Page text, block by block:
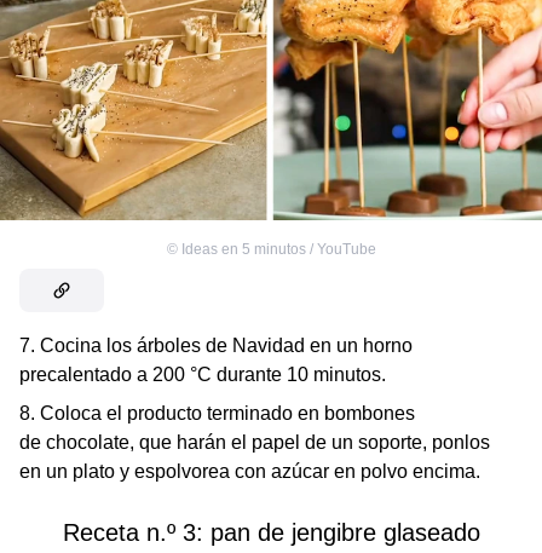
© Ideas en 5 minutos / YouTube
7. Cocina los árboles de Navidad en un horno
precalentado a 200 °C durante 10 minutos.
8. Coloca el producto terminado en bombones
de chocolate, que harán el papel de un soporte, ponlos
en un plato y espolvorea con azúcar en polvo encima.
Receta n.º 3: pan de jengibre glaseado